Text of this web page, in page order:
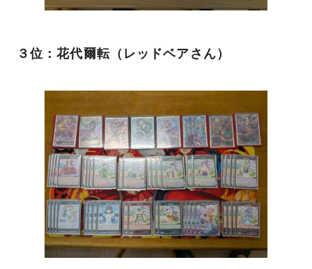
３位：花代爾転（レッドベアさん）